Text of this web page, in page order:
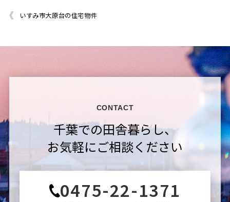
いすみ市大原台の住宅物件
CONTACT
千葉での田舎暮らし、
お気軽にご相談ください
0475-22-1371